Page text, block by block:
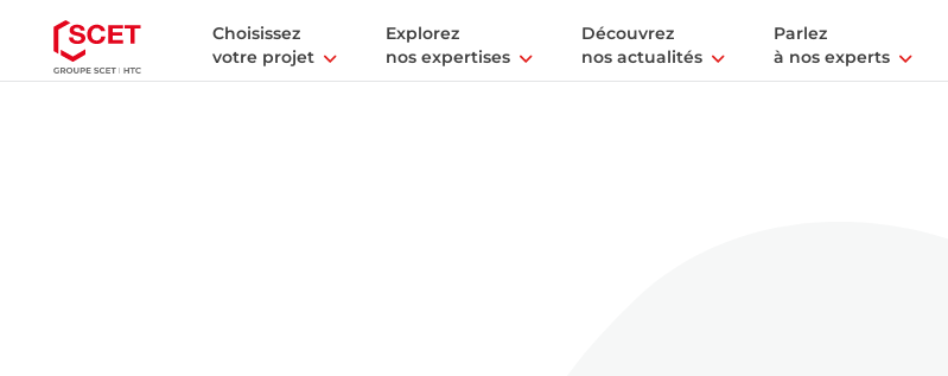
Choisissez
votre projet
Explorez
nos expertises
Découvrez
nos actualités
Parlez
à nos experts